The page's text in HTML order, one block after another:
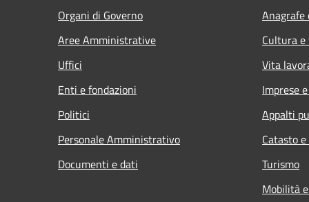
Organi di Governo
Aree Amministrative
Uffici
Enti e fondazioni
Politici
Personale Amministrativo
Documenti e dati
Cultura
Vita
Imprese
Appalti
Catasto
Turismo
Mobilità